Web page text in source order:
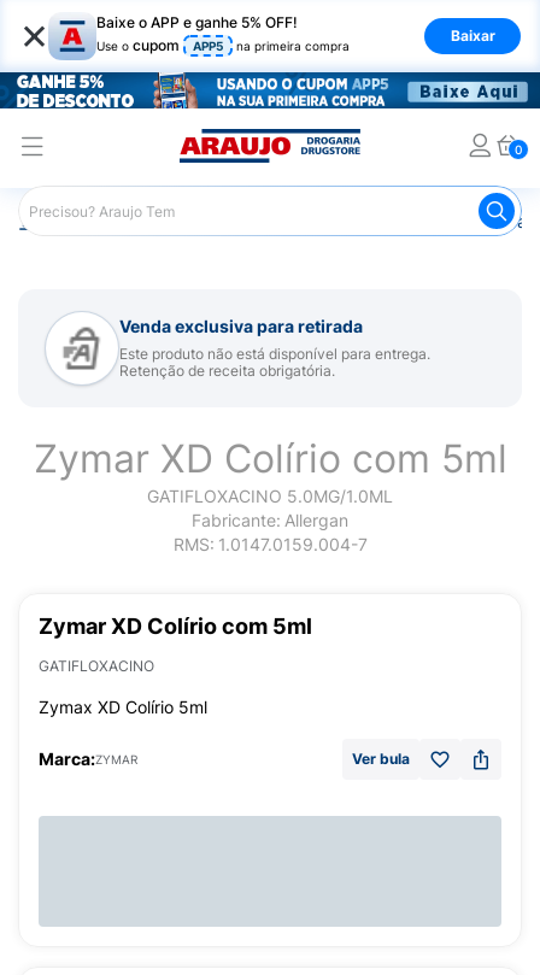
× Baixe o APP e ganhe 5% OFF!
Use o cupom APP5 na primeira compra
Baixar
0
Araujo Medicamentos Colírio para
Venda exclusiva para retirada
Este produto não está disponível para entrega.
Retenção de receita obrigatória.
Zymar XD Colírio com 5ml
GATIFLOXACINO 5.0MG/1.0ML
Fabricante: Allergan
RMS: 1.0147.0159.004-7
Zymar XD Colírio com 5ml
GATIFLOXACINO
Zymax XD Colírio 5ml
Marca:ZYMAR Ver bula